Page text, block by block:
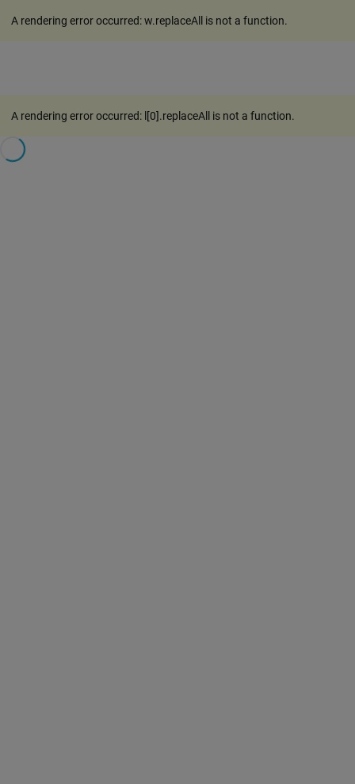
A rendering error occurred:w.replaceAll is not a function.
A rendering error occurred: l[0].replaceAll is not a function.